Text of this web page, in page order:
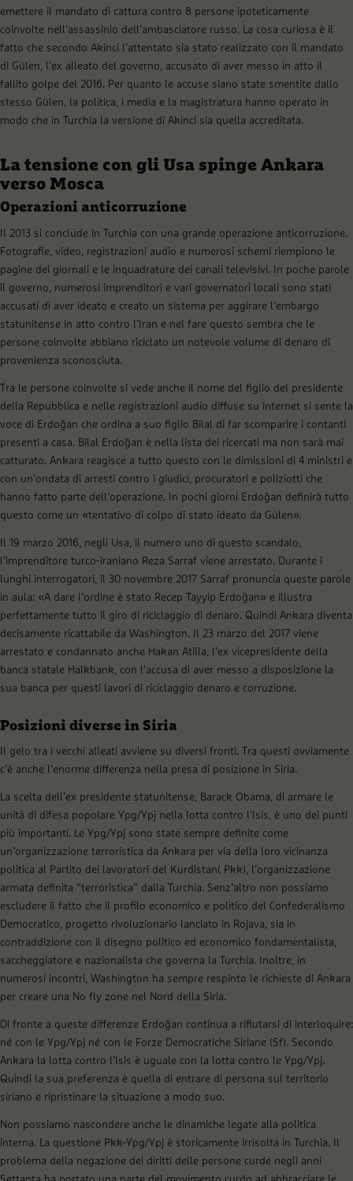
emettere il mandato di cattura contro 8 persone ipoteticamente
coinvolte nell’assassinio dell’ambasciatore russo. La cosa curiosa è il
fatto che secondo Akinci l’attentato sia stato realizzato con il mandato
di Gülen, l’ex alleato del governo, accusato di aver messo in atto il
fallito golpe del 2016. Per quanto le accuse siano state smentite dallo
stesso Gülen, la politica, i media e la magistratura hanno operato in
modo che in Turchia la versione di Akinci sia quella accreditata.
La tensione con gli Usa spinge Ankara
verso Mosca
Operazioni anticorruzione
Il 2013 si conclude in Turchia con una grande operazione anticorruzione.
Fotografie, video, registrazioni audio e numerosi schemi riempiono le
pagine dei giornali e le inquadrature dei canali televisivi. In poche parole
il governo, numerosi imprenditori e vari governatori locali sono stati
accusati di aver ideato e creato un sistema per aggirare l’embargo
statunitense in atto contro l’Iran e nel fare questo sembra che le
persone coinvolte abbiano riciclato un notevole volume di denaro di
provenienza sconosciuta.
Tra le persone coinvolte si vede anche il nome del figlio del presidente
della Repubblica e nelle registrazioni audio diffuse su internet si sente la
voce di Erdoğan che ordina a suo figlio Bilal di far scomparire i contanti
presenti a casa. Bilal Erdoğan è nella lista dei ricercati ma non sarà mai
catturato. Ankara reagisce a tutto questo con le dimissioni di 4 ministri e
con un’ondata di arresti contro i giudici, procuratori e poliziotti che
hanno fatto parte dell’operazione. In pochi giorni Erdoğan definirà tutto
questo come un «tentativo di colpo di stato ideato da Gülen».
Il 19 marzo 2016, negli Usa, il numero uno di questo scandalo,
l’imprenditore turco-iraniano Reza Sarraf viene arrestato. Durante i
lunghi interrogatori, il 30 novembre 2017 Sarraf pronuncia queste parole
in aula: «A dare l’ordine è stato Recep Tayyip Erdoğan» e illustra
perfettamente tutto il giro di riciclaggio di denaro. Quindi Ankara diventa
decisamente ricattabile da Washington. Il 23 marzo del 2017 viene
arrestato e condannato anche Hakan Atilla, l’ex vicepresidente della
banca statale Halkbank, con l’accusa di aver messo a disposizione la
sua banca per questi lavori di riciclaggio denaro e corruzione.
Posizioni diverse in Siria
Il gelo tra i vecchi alleati avviene su diversi fronti. Tra questi ovviamente
c’è anche l’enorme differenza nella presa di posizione in Siria.
La scelta dell’ex presidente statunitense, Barack Obama, di armare le
unità di difesa popolare Ypg/Ypj nella lotta contro l’Isis, è uno dei punti
più importanti. Le Ypg/Ypj sono state sempre definite come
un’organizzazione terroristica da Ankara per via della loro vicinanza
politica al Partito dei lavoratori del Kurdistan( Pkk), l’organizzazione
armata definita “terroristica” dalla Turchia. Senz’altro non possiamo
escludere il fatto che il profilo economico e politico del Confederalismo
Democratico, progetto rivoluzionario lanciato in Rojava, sia in
contraddizione con il disegno politico ed economico fondamentalista,
saccheggiatore e nazionalista che governa la Turchia. Inoltre, in
numerosi incontri, Washington ha sempre respinto le richieste di Ankara
per creare una No fly zone nel Nord della Siria.
Di fronte a queste differenze Erdoğan continua a rifiutarsi di interloquire:
né con le Ypg/Ypj né con le Forze Democratiche Siriane (Sf). Secondo
Ankara la lotta contro l’Isis è uguale con la lotta contro le Ypg/Ypj.
Quindi la sua preferenza è quella di entrare di persona sul territorio
siriano e ripristinare la situazione a modo suo.
Non possiamo nascondere anche le dinamiche legate alla politica
interna. La questione Pkk-Ypg/Ypj è storicamente irrisolta in Turchia. Il
problema della negazione dei diritti delle persone curde negli anni